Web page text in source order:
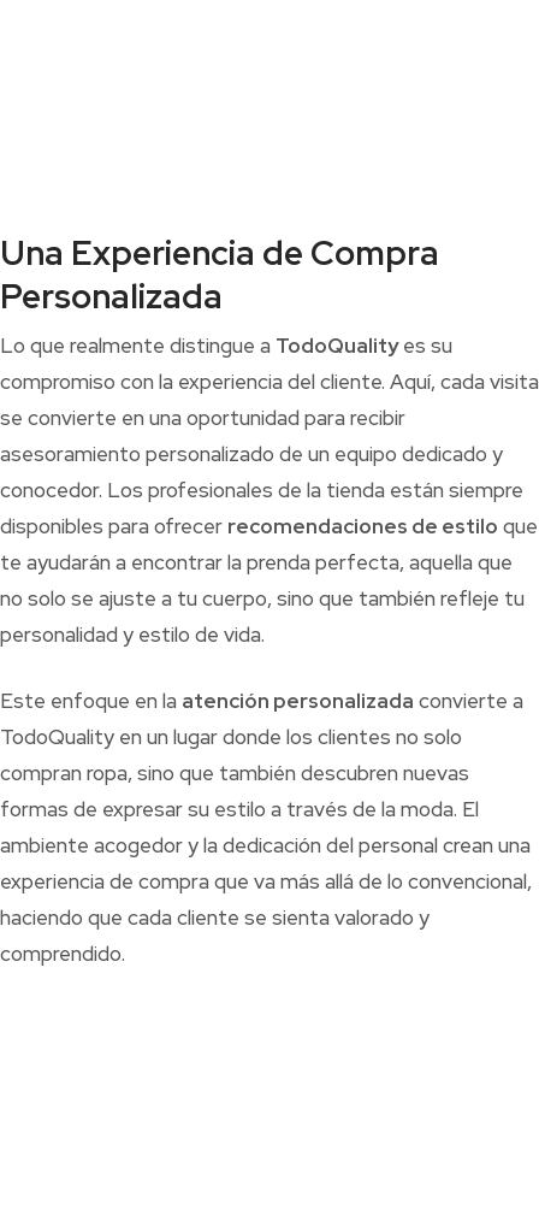
Una Experiencia de Compra
Personalizada
Lo que realmente distingue a TodoQualityes su
compromiso con la experiencia del cliente. Aquí, cada visita
se convierte en una oportunidad para recibir
asesoramiento personalizado de un equipo dedicado y
conocedor. Los profesionales de la tienda están siempre
disponibles para ofrecer recomendaciones de estilo que
te ayudarán a encontrar la prenda perfecta, aquella que
no solo se ajuste a tu cuerpo, sino que también refleje tu
personalidad y estilo de vida.
Este enfoque en la atención personalizada convierte a
TodoQuality en un lugar donde los clientes no solo
compran ropa, sino que también descubren nuevas
formas de expresar su estilo a través de la moda. El
ambiente acogedor y la dedicación del personal crean una
experiencia de compra que va más allá de lo convencional,
haciendo que cada cliente se sienta valorado y
comprendido.